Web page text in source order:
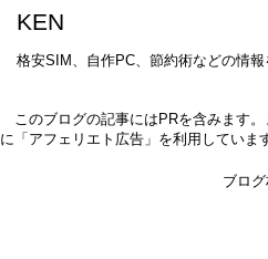
KEN
格安SIM、自作PC、節約術などの情報
このブログの記事にはPRを含みます
に「アフェリエト広告」を利用していま
ブロ